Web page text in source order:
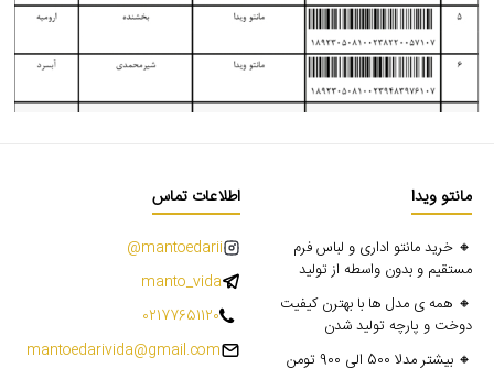
مانتو ویدا
🔸 خرید مانتو اداری و لباس فرم
مستقیم و بدون واسطه از تولید
🔸 همه ی مدل ها با بهترن کیفیت
دوخت و پارچه تولید شدن
🔸 بیشتر مدلا 500 الی 900 تومن
اطلاعات تماس
mantoedarii@
manto_vida
02177651120
mantoedarivida@gmail.com